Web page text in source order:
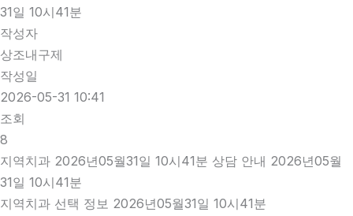
31일 10시41분
작성자
상조내구제
작성일
2026-05-31 10:41
조회
8
지역치과 2026년05월31일 10시41분 상담 안내 2026년05월
31일 10시41분
지역치과 선택 정보 2026년05월31일 10시41분